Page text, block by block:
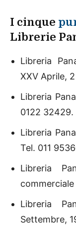
I cinque
Librerie
Libreria
XXV Aprile,
Libreria
0122 32429.
Libreria
Tel. 011
Libreria
Libreria
Settembre,